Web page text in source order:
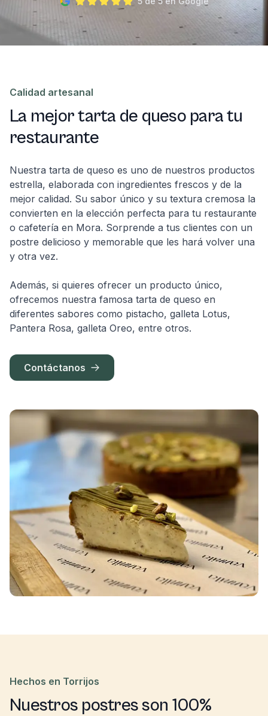
Calidad artesanal
La mejor tarta de queso para tu
restaurante
Nuestra tarta de queso es uno de nuestros productos
estrella, elaborada con ingredientes frescos y de la
mejor calidad. Su sabor único y su textura cremosa la
convierten en la elección perfecta para tu restaurante
o cafetería en Mora. Sorprende a tus clientes con un
postre delicioso y memorable que les hará volver una
y otra vez.
Además, si quieres ofrecer un producto único,
ofrecemos nuestra famosa tarta de queso en
diferentes sabores como pistacho, galleta Lotus,
Pantera Rosa, galleta Oreo, entre otros.
Contáctanos
Hechos en Torrijos
Nuestros postres son 100%